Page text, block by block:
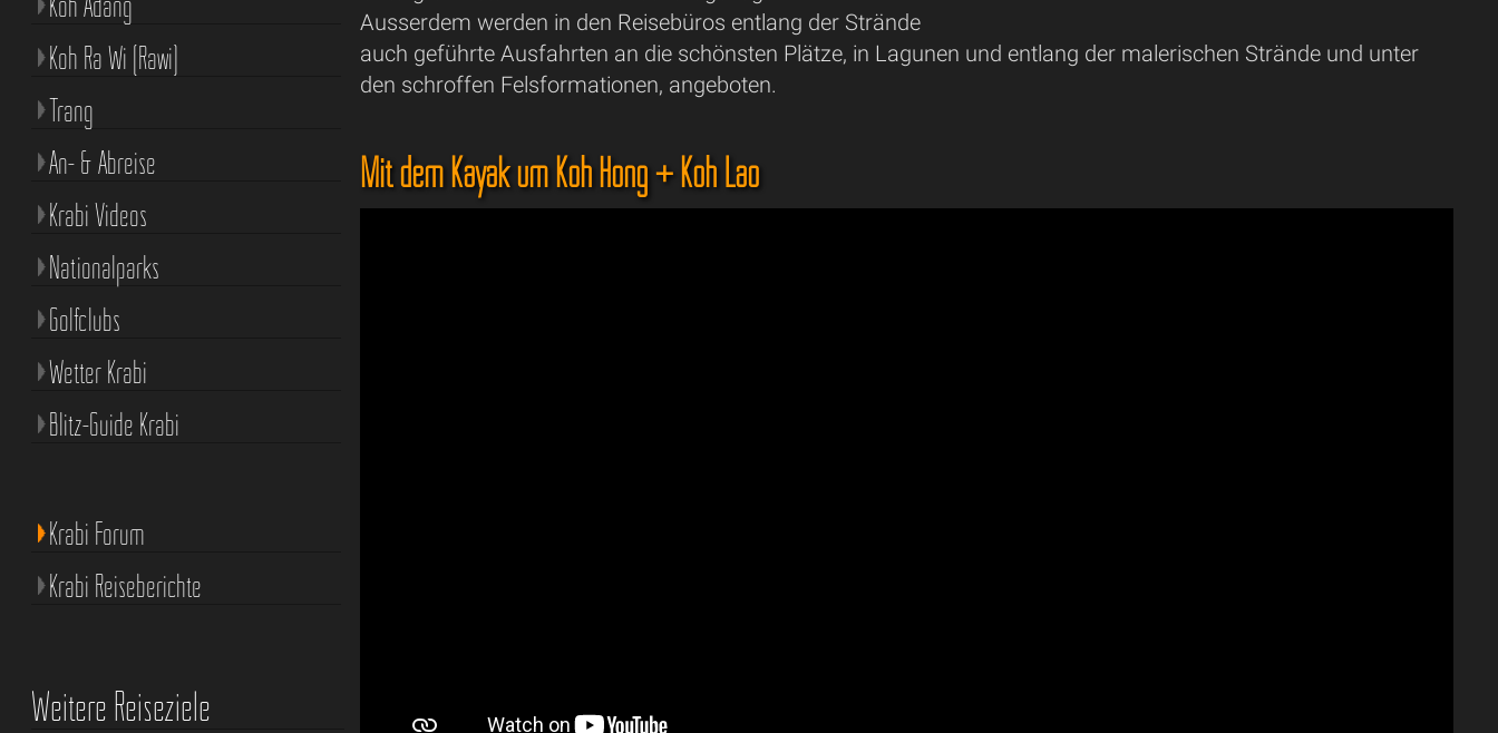
Ausserdem werden in den Reisebüros entlang der Strände
auch geführte Ausfahrten an die schönsten Plätze, in Lagunen und entlang der malerischen Strände und unter
den schroffen Felsformationen, angeboten.
Mit dem Kayak um Koh Hong + Koh Lao
Koh Ra Wi (Rawi)
Trang
An- & Abreise
Krabi Videos
Nationalparks
Golfclubs
Wetter Krabi
Blitz-Guide Krabi
Krabi Forum
Krabi Reiseberichte
Weitere Reiseziele